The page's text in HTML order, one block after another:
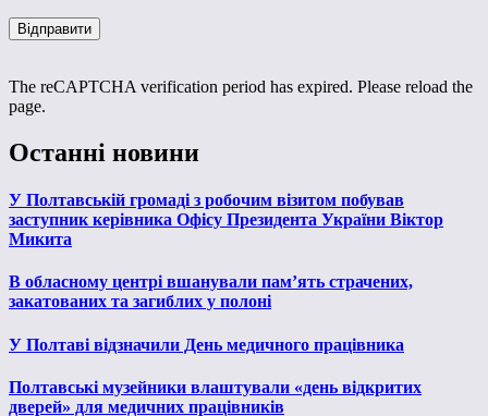
The reCAPTCHA verification period has expired. Please reload the
page.
Останні новини
У Полтавській громаді з робочим візитом побував
заступник керівника Офісу Президента України Віктор
Микита
В обласному центрі вшанували пам’ять страчених,
закатованих та загиблих у полоні
У Полтаві відзначили День медичного працівника
Полтавські музейники влаштували «день відкритих
дверей» для медичних працівників